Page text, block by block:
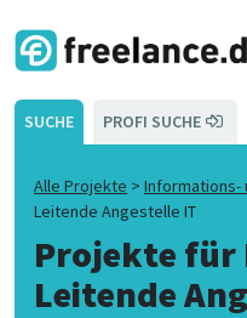
SUCHE PROFI SUCHE
Alle Projekte > Informations-
Leitende Angestelle IT
Projekte für
Leitende